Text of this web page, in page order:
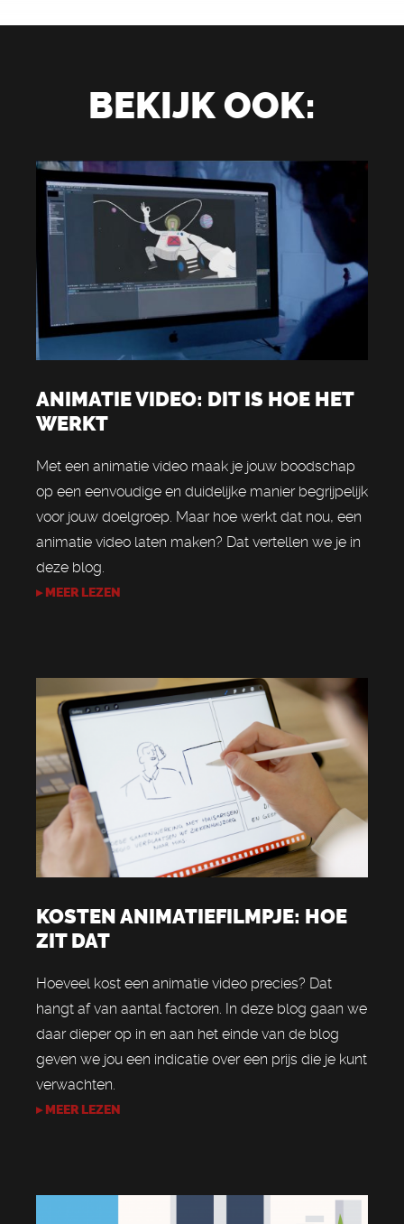
BEKIJK OOK:
ANIMATIE VIDEO: DIT IS HOE HET
WERKT
Met een animatie video maak je jouw boodschap
op een eenvoudige en duidelijke manier begrijpelijk
voor jouw doelgroep. Maar hoe werkt dat nou, een
animatie video laten maken? Dat vertellen we je in
deze blog.
▸ MEER LEZEN
KOSTEN ANIMATIEFILMPJE: HOE
ZIT DAT
Hoeveel kost een animatie video precies? Dat
hangt af van aantal factoren. In deze blog gaan we
daar dieper op in en aan het einde van de blog
geven we jou een indicatie over een prijs die je kunt
verwachten.
▸ MEER LEZEN